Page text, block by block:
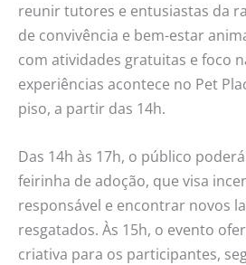
reunir tutores e entusiastas da
de convivência e bem-estar
com atividades gratuitas e foco
experiências acontece no Pet
piso, a partir das 14h.
Das 14h às 17h, o público
feirinha de adoção, que visa
responsável e encontrar novos
resgatados. Às 15h, o evento
criativa para os participantes,